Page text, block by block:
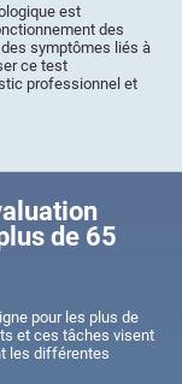
est
des
symptômes liés à
ce test
professionnel et
de 65
pour les plus de
et ces tâches visent
les différentes